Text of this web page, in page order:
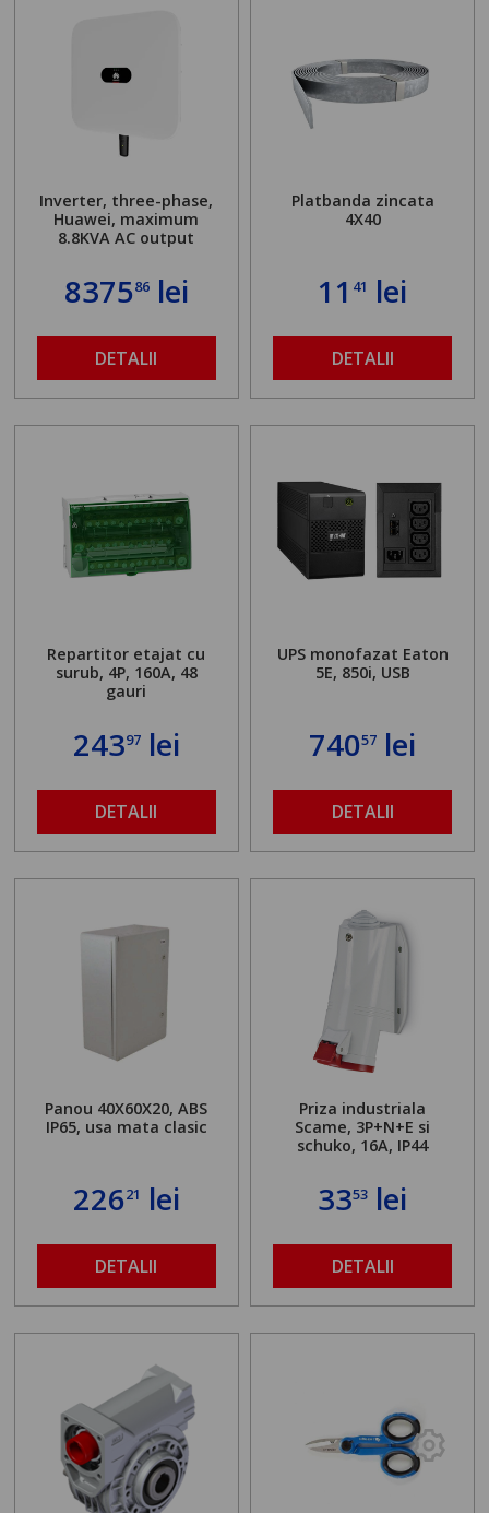
Inverter, three-phase,
Huawei, maximum
8.8KVA AC output
837586lei
DETALII
Platbanda zincata
4X40
11 41 lei
DETALII
Repartitor etajat cu
surub, 4P, 160A, 48
gauri
24397lei
DETALII
UPS monofazat Eaton
5E, 850i, USB
74057 lei
DETALII
Panou 40X60X20, ABS
IP65, usa mata clasic
22621 lei
DETALII
Priza industriala
Scame, 3P+N+E si
schuko, 16A, IP44
3353 lei
DETALII